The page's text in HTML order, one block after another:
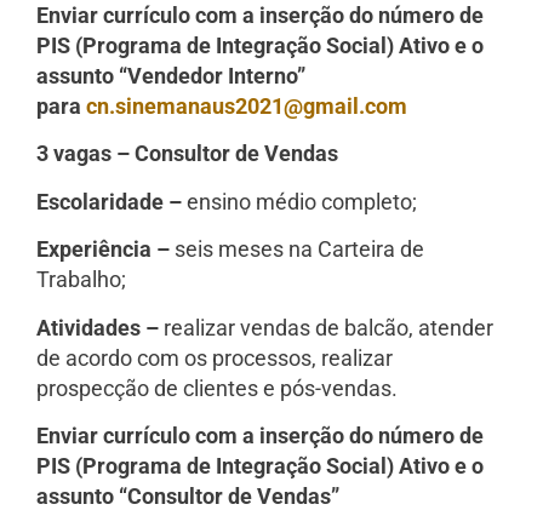
Enviar currículo com a inserção do número de
PIS (Programa de Integração Social) Ativo e o
assunto “Vendedor Interno”
para cn.sinemanaus2021@gmail.com
3 vagas – Consultor de Vendas
Escolaridade –ensino médio completo;
Experiência – seis meses na Carteira de
Trabalho;
Atividades – realizar vendas de balcão, atender
de acordo com os processos, realizar
prospecção de clientes e pós-vendas.
Enviar currículo com a inserção do número de
PIS (Programa de Integração Social) Ativo e o
assunto “Consultor de Vendas”